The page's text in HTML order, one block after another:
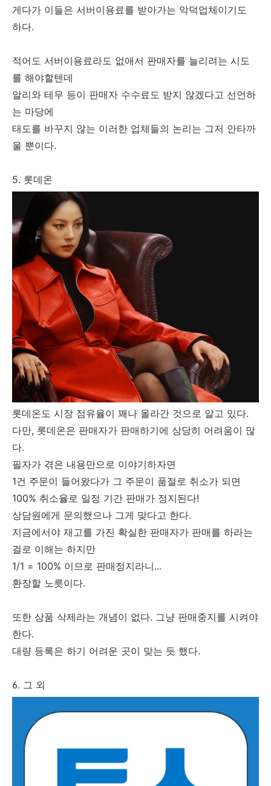
게다가 이들은 서버이용료를 받아가는 악덕업체이기도
하다.
적어도 서버이용료라도 없애서 판매자를 늘리려는 시도
를 해야할텐데
알리와 테무 등이 판매자 수수료도 받지 않겠다고 선언하
는 마당에
태도를 바꾸지 않는 이러한 업체들의 논리는 그저 안타까
울 뿐이다.
5. 롯데온
롯데온도 시장 점유율이 꽤나 올라간 것으로 알고 있다.
다만, 롯데온은 판매자가 판매하기에 상당히 어려움이 많
다.
필자가 겪은 내용만으로 이야기하자면
1건 주문이 들어왔다가 그 주문이 품절로 취소가 되면
100% 취소율로 일정 기간 판매가 정지된다!
상담원에게 문의했으나 그게 맞다고 한다.
지금에서야 재고를 가진 확실한 판매자가 판매를 하라는
걸로 이해는 하지만
1/1 = 100% 이므로 판매정지라니...
환장할 노릇이다.
또한 상품 삭제라는 개념이 없다. 그냥 판매중지를 시켜야
한다.
대량 등록은 하기 어려운 곳이 맞는 듯 했다.
6. 그 외